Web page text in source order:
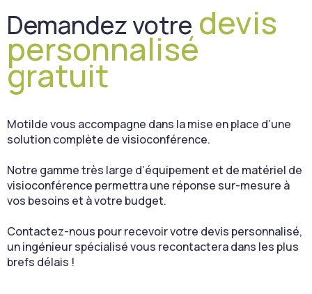
Demandez votre devis
personnalisé
gratuit
Motilde vous accompagne dans la mise en place d’une
solution complète de visioconférence.
Notre gamme très large d’équipement et de matériel de
visioconférence permettra une réponse sur-mesure à
vos besoins et à votre budget.
Contactez-nous pour recevoir votre devis personnalisé,
un ingénieur spécialisé vous recontactera dans les plus
brefs délais !